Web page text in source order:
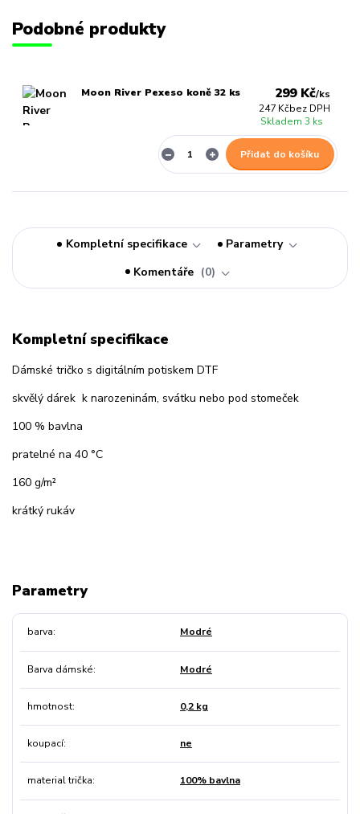
Podobné produkty
Moon River Pexeso koně 32 ks 299 Kč/ks
247 Kčbez DPH
Skladem 3 ks
Přidat do košíku
Kompletní specifikace
Parametry
Komentáře
0
Kompletní specifikace
Dámské tričko s digitálním potiskem DTF
skvělý dárek k narozeninám, svátku nebo pod stomeček
100 % bavlna
pratelné na 40 °C
160 g/m²
krátký rukáv
Parametry
barva Modré
Barva dámské Modré
hmotnost 0,2 kg
koupací ne
material trička 100% bavlna